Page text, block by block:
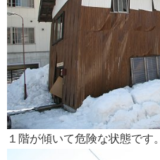
１階が傾いて危険な状態です。